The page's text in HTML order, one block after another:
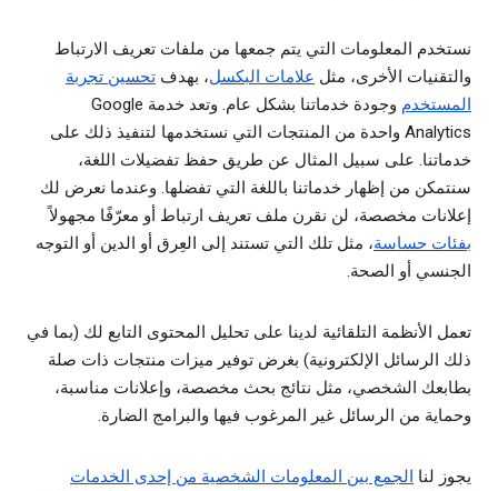
نستخدم المعلومات التي يتم جمعها من ملفات تعريف الارتباط
والتقنيات الأخرى، مثل علامات البكسل، بهدف تحسين تجربة
المستخدم
وجودة خدماتنا بشكل عام. وتعد خدمة Google
Analytics واحدة من المنتجات التي نستخدمها لتنفيذ ذلك على
خدماتنا. على سبيل المثال عن طريق حفظ تفضيلات اللغة،
سنتمكن من إظهار خدماتنا باللغة التي تفضلها. وعندما نعرض لك
إعلانات مخصصة، لن نقرن ملف تعريف ارتباط أو معرّفًا مجهولاً
بفئات حساسة، مثل تلك التي تستند إلى العِرق أو الدين أو التوجه
الجنسي أو الصحة.
تعمل الأنظمة التلقائية لدينا على تحليل المحتوى التابع لك (بما في
ذلك الرسائل الإلكترونية) بغرض توفير ميزات منتجات ذات صلة
بطابعك الشخصي، مثل نتائج بحث مخصصة، وإعلانات مناسبة،
وحماية من الرسائل غير المرغوب فيها والبرامج الضارة.
يجوز لنا الجمع بين المعلومات الشخصية من إحدى الخدمات